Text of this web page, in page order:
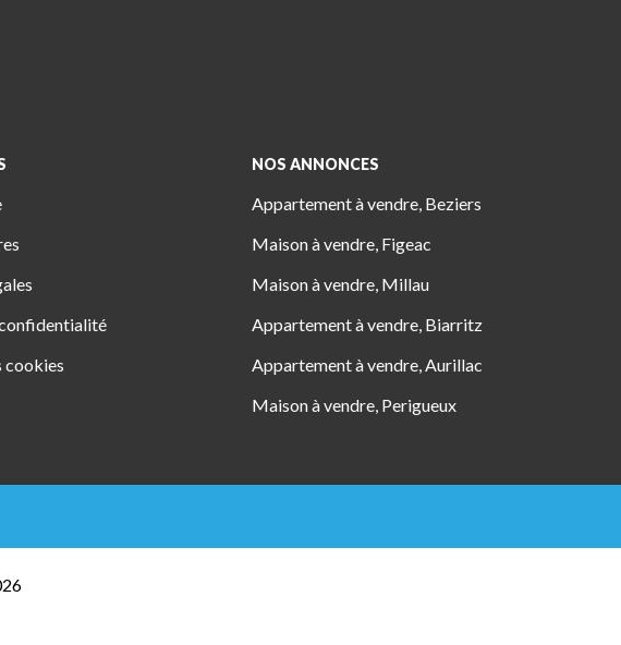
cookies
NOS ANNONCES
Appartement à vendre, Beziers
Maison à vendre, Figeac
Maison à vendre, Millau
Appartement à vendre, Biarritz
Appartement à vendre, Aurillac
Maison à vendre, Perigueux